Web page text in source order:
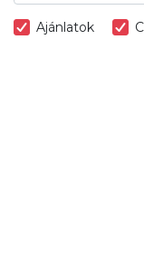
Ajánlatok